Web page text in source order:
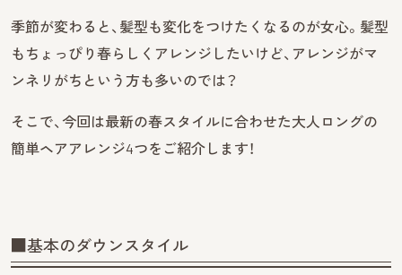
季節が変わると、髪型も変化をつけたくなるのが女心。髪型
もちょっぴり春らしくアレンジしたいけど、アレンジがマ
ンネリがちという方も多いのでは？
そこで、今回は最新の春スタイルに合わせた大人ロングの
簡単ヘアアレンジ4つをご紹介します！
■基本のダウンスタイル